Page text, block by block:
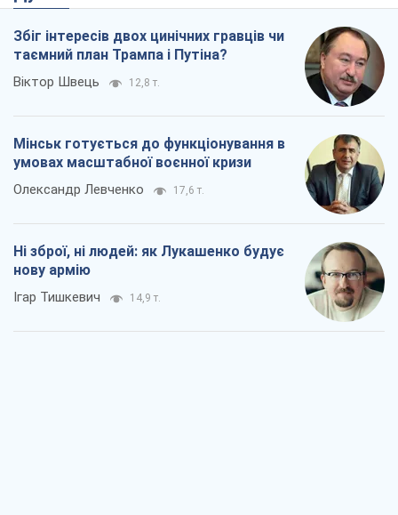
Збіг інтересів двох цинічних гравців чи
таємний план Трампа і Путіна?
Віктор Швець 12,8 т.
Мінськ готується до функціонування в
умовах масштабної воєнної кризи
Олександр Левченко 17,6 т.
Ні зброї, ні людей: як Лукашенко будує
нову армію
Ігар Тишкевич 14,9 т.